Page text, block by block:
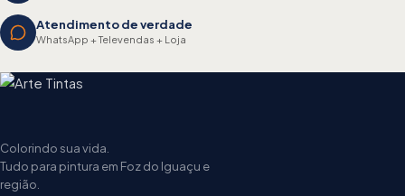
Atendimento de verdade
WhatsApp + Televendas + Loja
Colorindo sua vida.
Tudo para pintura em Foz do Iguaçu e
região.